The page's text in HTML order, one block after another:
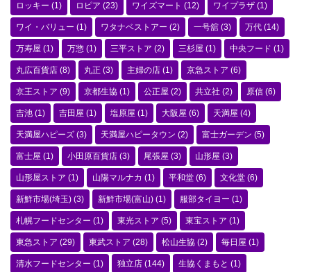
ロッキー (1) ロピア (23) ワイズマート (12) ワイプラザ (1)
ワイ・バリュー (1) ワタナベストアー (2) 一号舘 (3) 万代 (14)
万寿屋 (1) 万惣 (1) 三平ストア (2) 三杉屋 (1) 中央フード (1)
丸広百貨店 (8) 丸正 (3) 主婦の店 (1) 京急ストア (6)
京王ストア (9) 京都生協 (1) 公正屋 (2) 共立社 (2) 原信 (6)
吉池 (1) 吉田屋 (1) 塩原屋 (1) 大阪屋 (6) 天満屋 (4)
天満屋ハピーズ (3) 天満屋ハピータウン (2) 富士ガーデン (5)
富士屋 (1) 小田原百貨店 (3) 尾張屋 (3) 山形屋 (3)
山形屋ストア (1) 山陽マルナカ (1) 平和堂 (6) 文化堂 (6)
新鮮市場(埼玉) (3) 新鮮市場(富山) (1) 服部タイヨー (1)
札幌フードセンター (1) 東光ストア (5) 東宝ストア (1)
東急ストア (29) 東武ストア (28) 松山生協 (2) 毎日屋 (1)
清水フードセンター (1) 独立店 (144) 生協くまもと (1)